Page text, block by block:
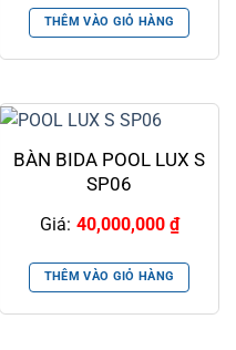
THÊM VÀO GIỎ HÀNG
BÀN BIDA POOL LUX S
SP06
Giá: 40,000,000 ₫
THÊM VÀO GIỎ HÀNG